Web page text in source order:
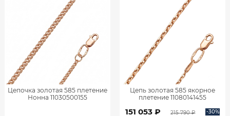
Цепочка золотая 585 плетение
Нонна 11030500155
Цепь золотая 585 якорное
плетение 11080141455
151 053 ₽ 215 790 ₽ -30%